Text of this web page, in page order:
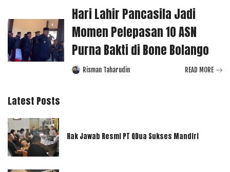
Hari Lahir Pancasila Jadi
Momen Pelepasan 10 ASN
Purna Bakti di Bone Bolango
PostedRisman Taharudin READ MORE
Latest Posts
Hak Jawab Resmi PT QDua Sukses Mandiri